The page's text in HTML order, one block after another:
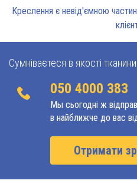
Креслення є невід'ємною
Сумніваєтеся в якості
050 4000 383
Мы сьогодні ж
в найближче до вас
Отримати